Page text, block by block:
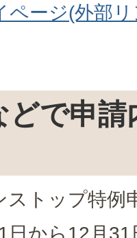
ページ(外部
どで申
ストップ特例
日から12月